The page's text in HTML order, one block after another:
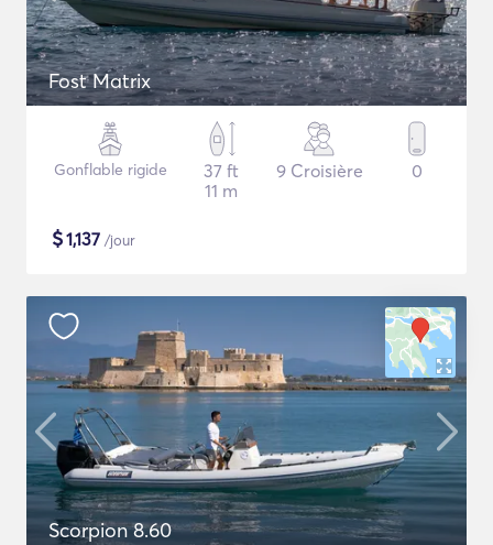
Fost Matrix
Gonflable rigide
37 ft
11 m
9 Croisière 0
$1,137 /jour
Scorpion 8.60